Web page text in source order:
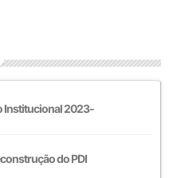
Institucional 2023-
do PDI